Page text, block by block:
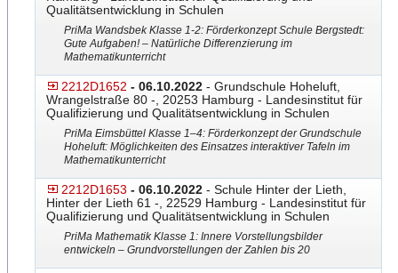
Qualitätsentwicklung in Schulen
PriMa Wandsbek Klasse 1-2: Förderkonzept Schule Bergstedt:
Gute Aufgaben! – Natürliche Differenzierung im
Mathematikunterricht
2212D1652 - 06.10.2022 - Grundschule Hoheluft,
Wrangelstraße 80 -, 20253 Hamburg - Landesinstitut für
Qualifizierung und Qualitätsentwicklung in Schulen
PriMa Eimsbüttel Klasse 1–4: Förderkonzept der Grundschule
Hoheluft: Möglichkeiten des Einsatzes interaktiver Tafeln im
Mathematikunterricht
2212D1653 - 06.10.2022 - Schule Hinter der Lieth,
Hinter der Lieth 61 -, 22529 Hamburg - Landesinstitut für
Qualifizierung und Qualitätsentwicklung in Schulen
PriMa Mathematik Klasse 1: Innere Vorstellungsbilder
entwickeln – Grundvorstellungen der Zahlen bis 20